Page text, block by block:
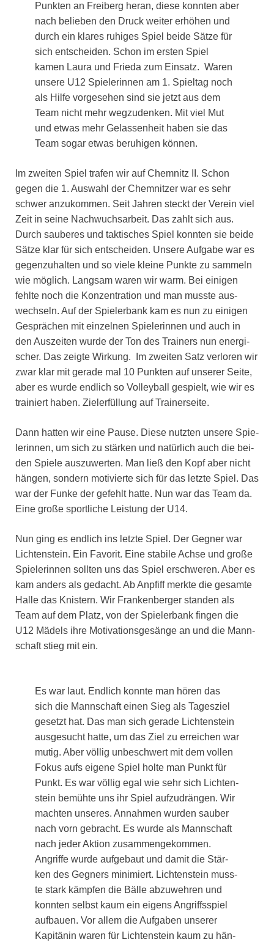
Punk­ten an Frei­berg her­an, die­se konn­ten aber
nach belie­ben den Druck wei­ter erhö­hen und
durch ein kla­res ruhi­ges Spiel bei­de Sät­ze für
sich ent­schei­den. Schon im ers­ten Spiel
kamen Lau­ra und Frie­da zum Ein­satz. Waren
unse­re U12 Spie­le­rin­nen am 1. Spiel­tag noch
als Hil­fe vor­ge­se­hen sind sie jetzt aus dem
Team nicht mehr weg­zu­den­ken. Mit viel Mut
und etwas mehr Gelas­sen­heit haben sie das
Team sogar etwas beru­hi­gen kön­nen.
Im zwei­ten Spiel tra­fen wir auf Chem­nitz II. Schon
gegen die 1. Aus­wahl der Chem­nit­zer war es sehr
schwer anzu­kom­men. Seit Jah­ren steckt der Ver­ein viel
Zeit in sei­ne Nach­wuchs­ar­beit. Das zahlt sich aus.
Durch sau­be­res und tak­ti­sches Spiel konn­ten sie bei­de
Sät­ze klar für sich ent­schei­den. Unse­re Auf­ga­be war es
gegen­zu­hal­ten und so vie­le klei­ne Punk­te zu sam­meln
wie mög­lich. Lang­sam waren wir warm. Bei eini­gen
fehl­te noch die Kon­zen­tra­ti­on und man muss­te aus­
wech­seln. Auf der Spie­ler­bank kam es nun zu eini­gen
Gesprä­chen mit ein­zel­nen Spie­le­rin­nen und auch in
den Aus­zei­ten wur­de der Ton des Trai­ners nun ener­gi­
scher. Das zeig­te Wir­kung. Im zwei­ten Satz ver­lo­ren wir
zwar klar mit gera­de mal 10 Punk­ten auf unse­rer Sei­te,
aber es wur­de end­lich so Vol­ley­ball gespielt, wie wir es
trai­niert haben. Ziel­er­fül­lung auf Trai­ner­sei­te.
Dann hat­ten wir eine Pau­se. Die­se nutz­ten unse­re Spie­
le­rin­nen, um sich zu stär­ken und natür­lich auch die bei­
den Spie­le aus­zu­wer­ten. Man ließ den Kopf aber nicht
hän­gen, son­dern moti­vier­te sich für das letz­te Spiel. Das
war der Fun­ke der gefehlt hat­te. Nun war das Team da.
Eine gro­ße sport­li­che Leis­tung der U14.
Nun ging es end­lich ins letz­te Spiel. Der Geg­ner war
Lich­ten­stein. Ein Favo­rit. Eine sta­bi­le Ach­se und gro­ße
Spie­le­rin­nen soll­ten uns das Spiel erschwe­ren. Aber es
kam anders als gedacht. Ab Anpfiff merk­te die gesam­te
Hal­le das Knis­tern. Wir Fran­ken­ber­ger stan­den als
Team auf dem Platz, von der Spie­ler­bank fin­gen die
U12 Mädels ihre Moti­va­ti­ons­ge­sän­ge an und die Mann­
schaft stieg mit ein.
Es war laut. End­lich konn­te man hören das
sich die Mann­schaft einen Sieg als Tages­ziel
gesetzt hat. Das man sich gera­de Lich­ten­stein
aus­ge­sucht hat­te, um das Ziel zu errei­chen war
mutig. Aber völ­lig unbe­schwert mit dem vol­len
Fokus aufs eige­ne Spiel hol­te man Punkt für
Punkt. Es war völ­lig egal wie sehr sich Lich­ten­
stein bemüh­te uns ihr Spiel auf­zu­drän­gen. Wir
mach­ten unse­res. Annah­men wur­den sau­ber
nach vorn gebracht. Es wur­de als Mann­schaft
nach jeder Akti­on zusam­men­ge­kom­men.
Angrif­fe wur­de auf­ge­baut und damit die Stär­
ken des Geg­ners mini­miert. Lich­ten­stein muss­
te stark kämp­fen die Bäl­le abzu­weh­ren und
konn­ten selbst kaum ein eigens Angriffs­spiel
auf­bau­en. Vor allem die Auf­ga­ben unse­rer
Kapi­tä­nin waren für Lich­ten­stein kaum zu hän­